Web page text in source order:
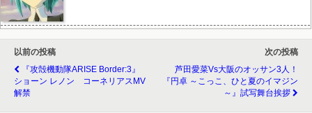
以前の投稿
『攻殻機動隊ARISE Border:3』
ショーン レノン コーネリアスMV
解禁
次の投稿
芦田愛菜vs大阪のオッサン3人！
『円卓 ～こっこ、ひと夏のイマジン
～』試写舞台挨拶